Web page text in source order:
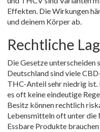
Effekten. Die Wirkungen
und deinem Körper ab.
Rechtliche
Die Gesetze unterscheiden
Deutschland sind viele
THC-Anteil sehr niedrig
es oft keine eindeutige
Besitz können rechtlich
Lebensmitteln oft unter die
Essbare Produkte